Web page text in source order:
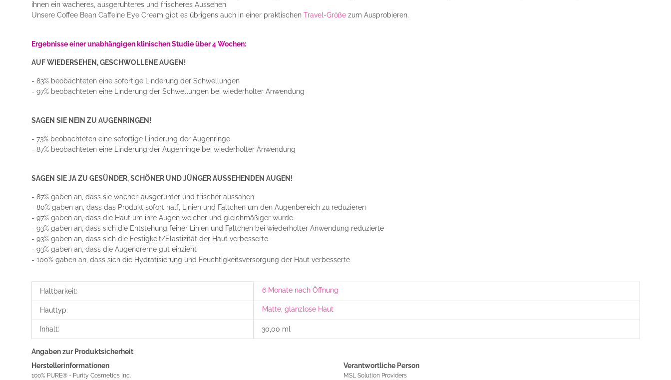
ihnen ein wacheres, ausgeruhteres und frischeres Aussehen.
Unsere Coffee Bean Caffeine Eye Cream gibt es übrigens auch in einer praktischen Travel-Größe zum Ausprobieren.
Ergebnisse einer unabhängigen klinischen Studie über 4 Wochen:
AUF WIEDERSEHEN, GESCHWOLLENE AUGEN!
- 83% beobachteten eine sofortige Linderung der Schwellungen
- 97% beobachteten eine Linderung der Schwellungen bei wiederholter Anwendung
SAGEN SIE NEIN ZU AUGENRINGEN!
- 73% beobachteten eine sofortige Linderung der Augenringe
- 87% beobachteten eine Linderung der Augenringe bei wiederholter Anwendung
SAGEN SIE JA ZU GESÜNDER, SCHÖNER UND JÜNGER AUSSEHENDEN AUGEN!
- 87% gaben an, dass sie wacher, ausgeruhter und frischer aussahen
- 80% gaben an, dass das Produkt sofort half, Linien und Fältchen um den Augenbereich zu reduzieren
- 97% gaben an, dass die Haut um ihre Augen weicher und gleichmäßiger wurde
- 93% gaben an, dass sich die Entstehung feiner Linien und Fältchen bei wiederholter Anwendung reduzierte
- 93% gaben an, dass sich die Festigkeit/Elastizität der Haut verbesserte
- 93% gaben an, dass die Augencreme gut einzieht
- 100% gaben an, dass sich die Hydratisierung und Feuchtigkeitsversorgung der Haut verbesserte
Produkteigenschaft
Wert
Haltbarkeit: 6 Monate nach Öffnung
Hauttyp: Matte, glanzlose Haut
Inhalt: 30,00 ml
Angaben zur Produktsicherheit
Herstellerinformationen
100% PURE® - Purity Cosmetics Inc.
Verantwortliche Person
MSL Solution Providers